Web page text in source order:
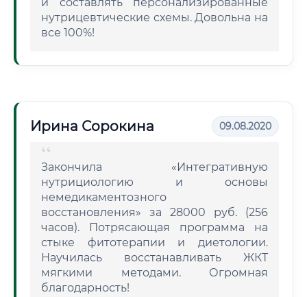
нутрицевтические схемы. Довольна на
все 100%!
Ирина Сорокина 09.08.2020
Закончила «Интегративную
нутрициологию и основы
немедикаментозного
восстановления» за 28000 руб. (256
часов). Потрясающая программа на
стыке фитотерапии и диетологии.
Научилась восстанавливать ЖКТ
мягкими методами. Огромная
благодарность!